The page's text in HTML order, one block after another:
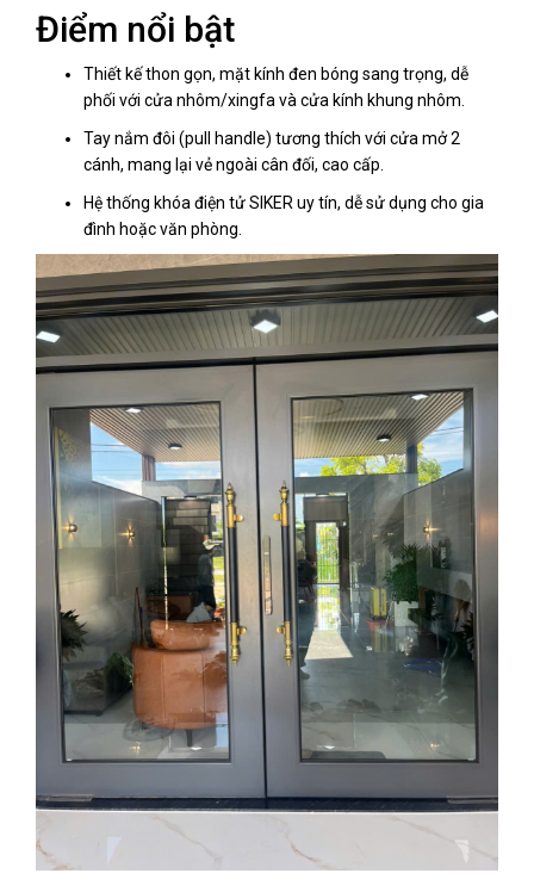
Điểm nổi bật
Thiết kế thon gọn, mặt kính đen bóng sang trọng, dễ
phối với cửa nhôm/xingfa và cửa kính khung nhôm.
Tay nắm đôi (pull handle) tương thích với cửa mở 2
cánh, mang lại vẻ ngoài cân đối, cao cấp.
Hệ thống khóa điện tử SIKER uy tín, dễ sử dụng cho gia
đình hoặc văn phòng.